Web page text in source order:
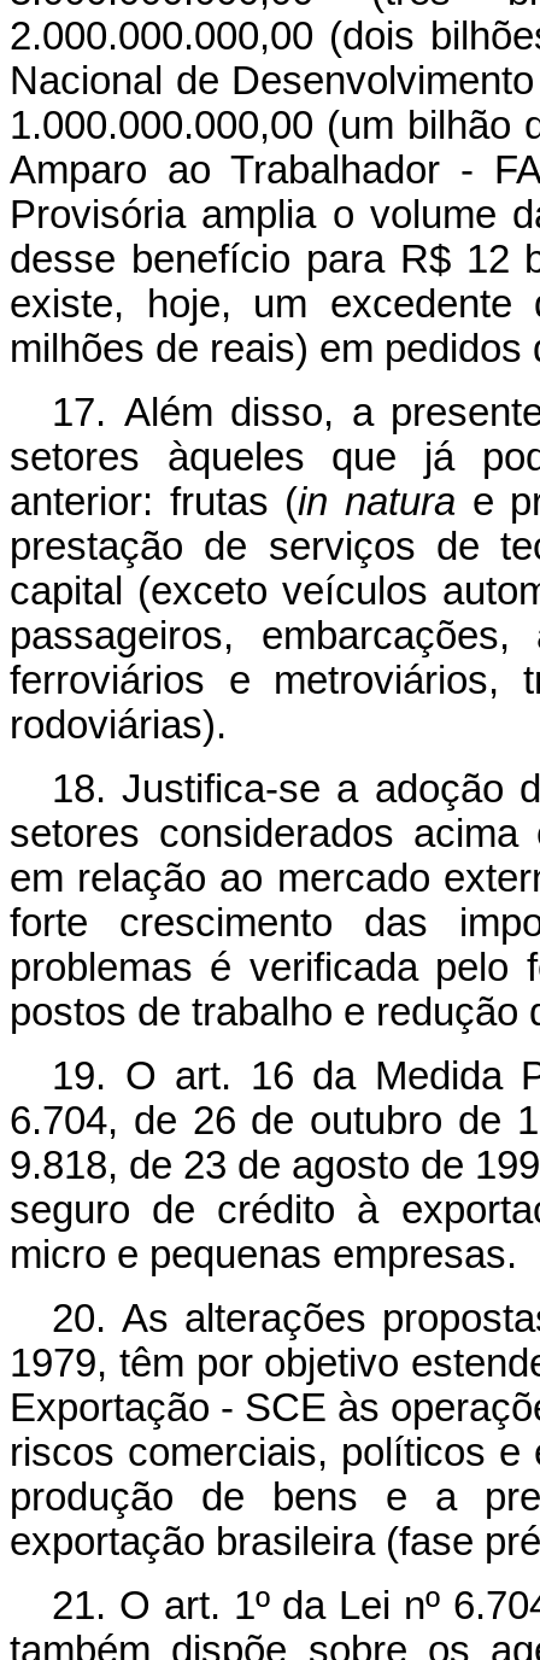
2.000.000.000,00 (dois
Nacional de
1.000.000.000,00 (um bilhão
Amparo ao Trabalhador -
Provisória amplia o volume
desse benefício para R$ 12
existe, hoje, um excedente
milhões de reais) em pedidos
17. Além disso, a
setores àqueles que já
anterior: frutas (in naturae
prestação de serviços de
capital (exceto veículos
passageiros,
ferroviários e metroviários,
rodoviárias).
18. Justifica-se a adoção
setores considerados acima
em relação ao mercado
forte crescimento das
problemas é verificada pelo
postos de trabalho e redução
19. O art. 16 da Medida
6.704, de 26 de outubro de
9.818, de 23 de agosto de
seguro de crédito à
micro e pequenas empresas.
20. As alterações
1979, têm por objetivo
Exportação - SCE às
riscos comerciais, políticos e
produção de bens e a
exportação brasileira (fase
21. O art. 1º da Lei nº
também dispõe sobre os